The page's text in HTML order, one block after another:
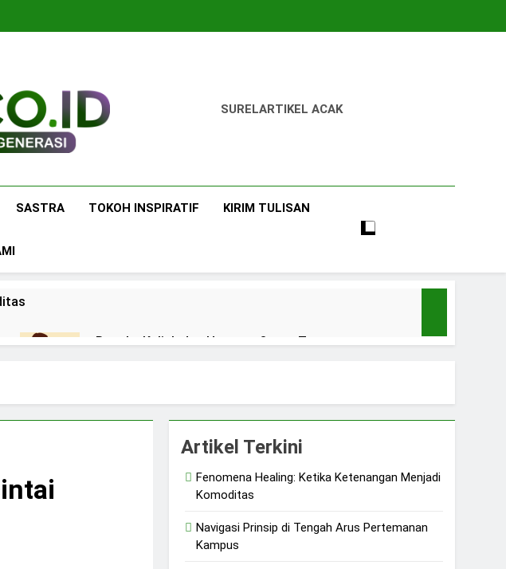
SURELARTIKEL ACAK
SASTRA TOKOH INSPIRATIF KIRIM TULISAN
Bangku Kuliah dan Harapan Orang Tua
Semua Gender
Artikel Terkini
Fenomena Healing: Ketika Ketenangan Menjadi
Komoditas
Navigasi Prinsip di Tengah Arus Pertemanan
Kampus